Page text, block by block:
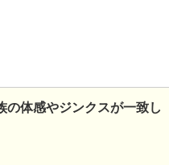
の体感やジンクスが一致し